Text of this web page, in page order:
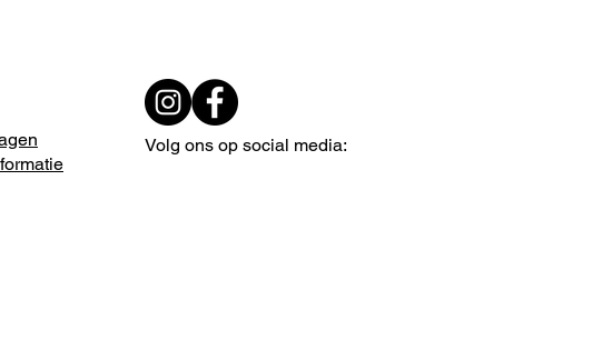
Volg ons op social media: